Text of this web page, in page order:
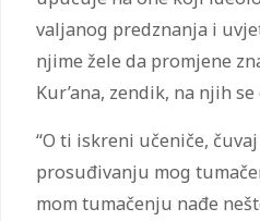
valjanog predznanja i
njime žele da promjene
Kur’ana, zendik, na njih
“O ti iskreni učeniče,
prosuđivanju mog
mom tumačenju nađe